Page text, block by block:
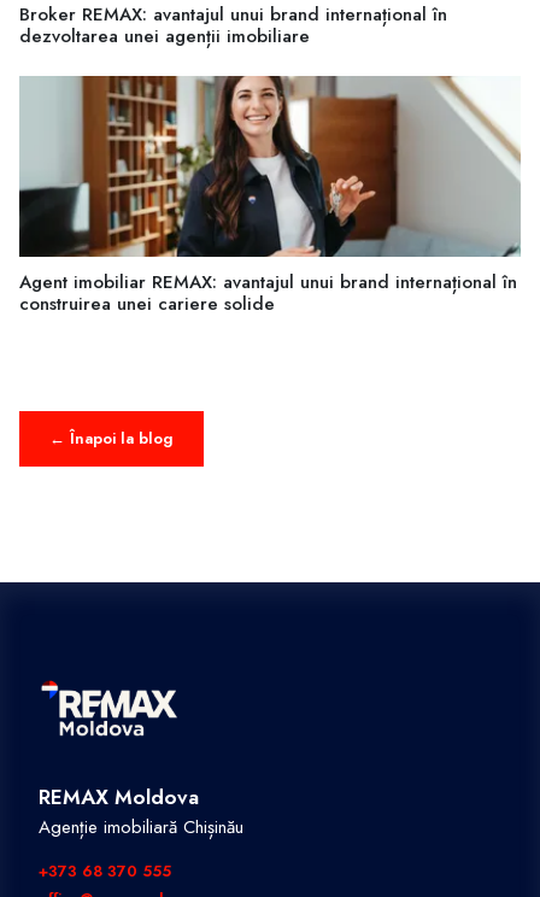
Broker REMAX: avantajul unui brand internațional în
dezvoltarea unei agenții imobiliare
Agent imobiliar REMAX: avantajul unui brand internațional în
construirea unei cariere solide
← Înapoi la blog
REMAX Moldova
Agenție imobiliară Chișinău
+373 68 370 555